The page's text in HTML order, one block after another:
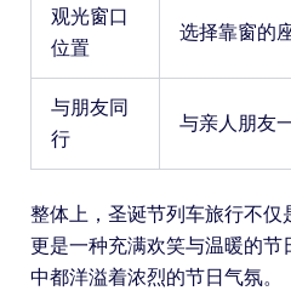
观光窗口
位置
选择靠窗的
与朋友同
行
与亲人朋友
整体上，圣诞节列车旅行不仅
更是一种充满欢笑与温暖的节
中都洋溢着浓烈的节日气氛。